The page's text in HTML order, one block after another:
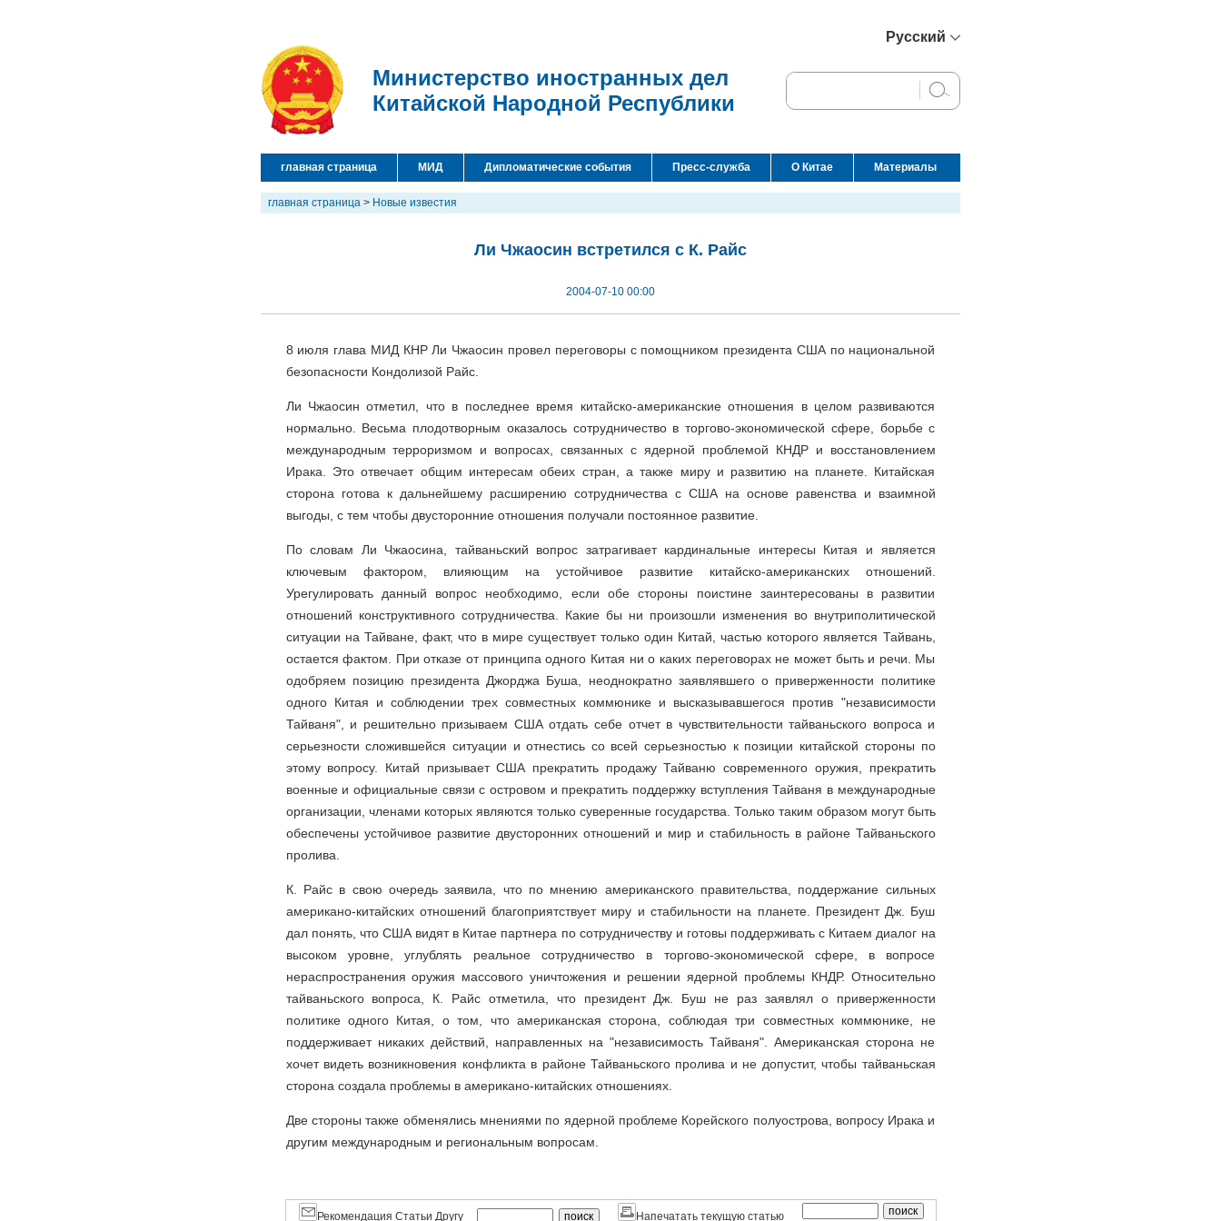
Русский
English
Español
عربي
Министерство иностранных дел
Китайской Народной Республики
главная страница МИД Дипломатические события Пресс-служба О Китае Материалы
главная страница > Новые известия
Ли Чжаосин встретился с К. Райс
2004-07-10 00:00
8 июля глава МИД КНР Ли Чжаосин провел переговоры с помощником президента США по национальной
безопасности Кондолизой Райс.
Ли Чжаосин отметил, что в последнее время китайско-американские отношения в целом развиваются
нормально. Весьма плодотворным оказалось сотрудничество в торгово-экономической сфере, борьбе с
международным терроризмом и вопросах, связанных с ядерной проблемой КНДР и восстановлением
Ирака. Это отвечает общим интересам обеих стран, а также миру и развитию на планете. Китайская
сторона готова к дальнейшему расширению сотрудничества с США на основе равенства и взаимной
выгоды, с тем чтобы двусторонние отношения получали постоянное развитие.
По словам Ли Чжаосина, тайваньский вопрос затрагивает кардинальные интересы Китая и является
ключевым фактором, влияющим на устойчивое развитие китайско-американских отношений.
Урегулировать данный вопрос необходимо, если обе стороны поистине заинтересованы в развитии
отношений конструктивного сотрудничества. Какие бы ни произошли изменения во внутриполитической
ситуации на Тайване, факт, что в мире существует только один Китай, частью которого является Тайвань,
остается фактом. При отказе от принципа одного Китая ни о каких переговорах не может быть и речи. Мы
одобряем позицию президента Джорджа Буша, неоднократно заявлявшего о приверженности политике
одного Китая и соблюдении трех совместных коммюнике и высказывавшегося против "независимости
Тайваня", и решительно призываем США отдать себе отчет в чувствительности тайваньского вопроса и
серьезности сложившейся ситуации и отнестись со всей серьезностью к позиции китайской стороны по
этому вопросу. Китай призывает США прекратить продажу Тайваню современного оружия, прекратить
военные и официальные связи с островом и прекратить поддержку вступления Тайваня в международные
организации, членами которых являются только суверенные государства. Только таким образом могут быть
обеспечены устойчивое развитие двусторонних отношений и мир и стабильность в районе Тайваньского
пролива.
К. Райс в свою очередь заявила, что по мнению американского правительства, поддержание сильных
американо-китайских отношений благоприятствует миру и стабильности на планете. Президент Дж. Буш
дал понять, что США видят в Китае партнера по сотрудничеству и готовы поддерживать с Китаем диалог на
высоком уровне, углублять реальное сотрудничество в торгово-экономической сфере, в вопросе
нераспространения оружия массового уничтожения и решении ядерной проблемы КНДР. Относительно
тайваньского вопроса, К. Райс отметила, что президент Дж. Буш не раз заявлял о приверженности
политике одного Китая, о том, что американская сторона, соблюдая три совместных коммюнике, не
поддерживает никаких действий, направленных на "независимость Тайваня". Американская сторона не
хочет видеть возникновения конфликта в районе Тайваньского пролива и не допустит, чтобы тайваньская
сторона создала проблемы в американо-китайских отношениях.
Две стороны также обменялись мнениями по ядерной проблеме Корейского полуострова, вопросу Ирака и
другим международным и региональным вопросам.
Рекомендация Статьи Другу Напечатать текущую статью